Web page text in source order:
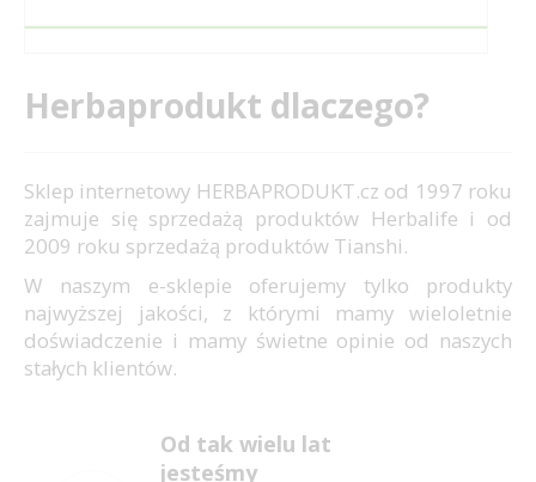
Herbaprodukt dlaczego?
Sklep internetowy HERBAPRODUKT.cz od 1997 roku
zajmuje się sprzedażą produktów Herbalife i od
2009 roku sprzedażą produktów Tianshi.
W naszym e-sklepie oferujemy tylko produkty
najwyższej jakości, z którymi mamy wieloletnie
doświadczenie i mamy świetne opinie od naszych
stałych klientów.
Od tak wielu lat
jesteśmy